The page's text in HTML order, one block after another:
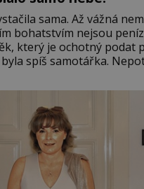
sama. Až vážná
bohatstvím nejsou
který je ochotný podat
spíš samotářka.
klid. Hned po studiích